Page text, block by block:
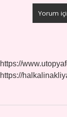
https://
https://